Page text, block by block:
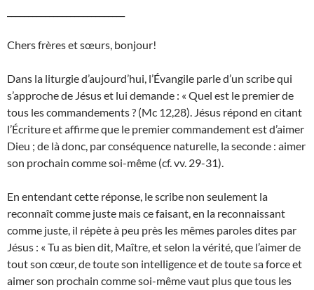
Chers frères et sœurs, bonjour!
Dans la liturgie d’aujourd’hui, l’Évangile parle d’un scribe qui
s’approche de Jésus et lui demande : « Quel est le premier de
tous les commandements ? (Mc 12,28). Jésus répond en citant
l’Écriture et affirme que le premier commandement est d’aimer
Dieu ; de là donc, par conséquence naturelle, la seconde : aimer
son prochain comme soi-même (cf. vv. 29-31).
En entendant cette réponse, le scribe non seulement la
reconnaît comme juste mais ce faisant, en la reconnaissant
comme juste, il répète à peu près les mêmes paroles dites par
Jésus : « Tu as bien dit, Maître, et selon la vérité, que l’aimer de
tout son cœur, de toute son intelligence et de toute sa force et
aimer son prochain comme soi-même vaut plus que tous les